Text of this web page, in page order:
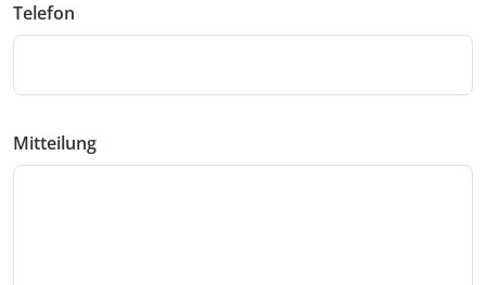
Telefon
Mitteilung